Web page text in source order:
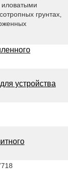
иловатыми
грунтах,
устройства